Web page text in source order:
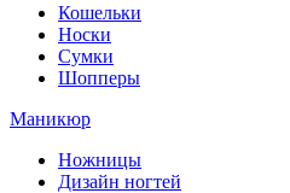
Кошельки
Носки
Сумки
Шопперы
Маникюр
Ножницы
Дизайн ногтей